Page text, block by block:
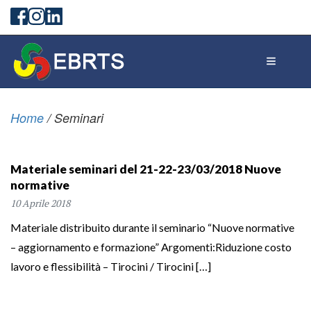
Home/Seminari
Materiale seminari del 21-22-23/03/2018 Nuove
normative
10 Aprile 2018
Materiale distribuito durante il seminario “Nuove normative
– aggiornamento e formazione” Argomenti:Riduzione costo
lavoro e flessibilità – Tirocini / Tirocini […]